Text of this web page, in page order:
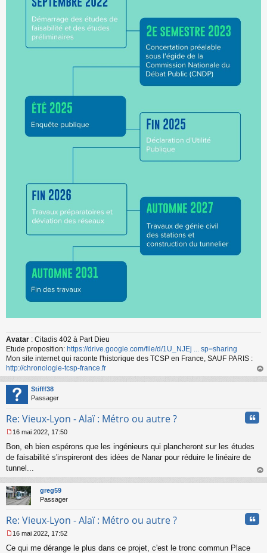
Avatar : Citadis 402 à Part Dieu
Etude proposition: https://drive.google.com/file/d/1U_NJEj ... sp=sharing
Mon site internet qui raconte l'historique des TCSP en France, SAUF PARIS :
http://chronologie-tcsp-france.fr
au
Stifff38
Passager
Re: Vieux-Lyon - Alaï : Métro ou autre ?
e
s
s
g
e
n
n
u
16 mai 2022, 17:50
Bon, eh bien espérons que les ingénieurs qui plancheront sur les études
de faisabilité s'inspireront des idées de Nanar pour réduire le linéaire de
tunnel...
au
greg59
Passager
Re: Vieux-Lyon - Alaï : Métro ou autre ?
e
16 mai 2022, 17:52
Ce qui me dérange le plus dans ce projet, c'est le tronc commun Place